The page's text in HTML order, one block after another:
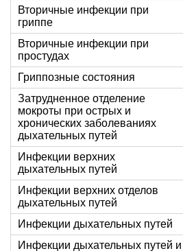
Вторичные инфекции при
гриппе
Вторичные инфекции при
простудах
Гриппозные состояния
Затрудненное отделение
мокроты при острых и
хронических заболеваниях
дыхательных путей
Инфекции верхних
дыхательных путей
Инфекции верхних отделов
дыхательных путей
Инфекции дыхательных путей
Инфекции дыхательных путей и